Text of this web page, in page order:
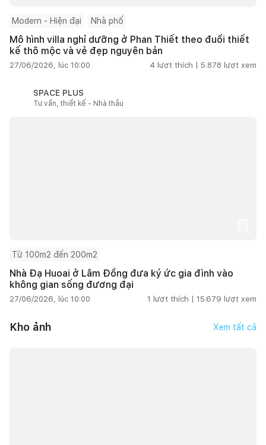
Modern - Hiện đại Nhà phố
Mô hình villa nghỉ dưỡng ở Phan Thiết theo đuổi thiết
kế thô mộc và vẻ đẹp nguyên bản
27/06/2026, lúc 10:00 4 lượt thích | 5.878 lượt xem
SPACE PLUS
Tư vấn, thiết kế - Nhà thầu
Từ 100m2 đến 200m2
Nhà Đạ Huoai ở Lâm Đồng đưa ký ức gia đình vào
không gian sống đương đại
27/06/2026, lúc 10:00 1 lượt thích | 15.679 lượt xem
Kho ảnh Xem tất cả